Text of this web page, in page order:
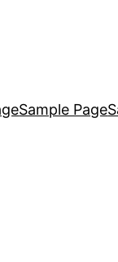
Sample Page